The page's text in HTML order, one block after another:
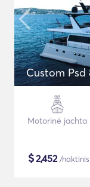
Custom
Motorinė jachta
$2,452/naktinis